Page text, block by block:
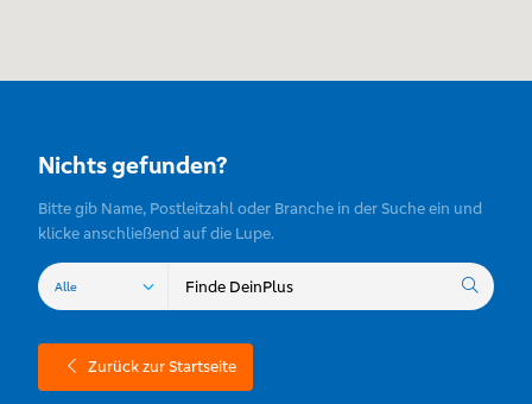
Nichts gefunden?
Bitte gib Name, Postleitzahl oder Branche in der Suche ein und
klicke anschließend auf die Lupe.
Zurück zur Startseite